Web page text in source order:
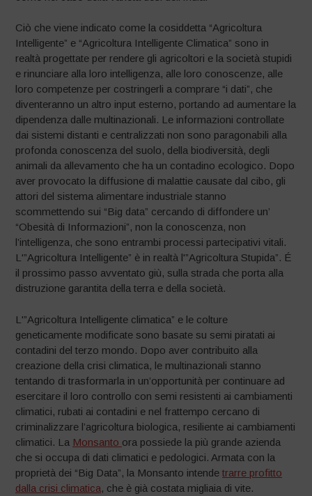
Ciò che viene indicato come la cosiddetta “Agricoltura
Intelligente” e “Agricoltura Intelligente Climatica” sono in
realtà progettate per rendere gli agricoltori e la società stupidi
e rinunciare alla loro intelligenza, alle loro conoscenze, alle
loro competenze per costringerli a comprare “i dati”, che
diventeranno un altro input esterno, portando ad aumentare la
dipendenza dalle multinazionali. Le informazioni controllate
dai sistemi distanti e centralizzati non sono paragonabili alla
profonda conoscenza del suolo, della biodiversità, degli
animali da allevamento che ha un contadino ecologico. Dopo
aver provocato la diffusione di malattie causate dal cibo, gli
attori del sistema alimentare industriale stanno
scommettendo sui “Big data” cercando di diffondere un’
“Obesità di Informazioni”, non la conoscenza, non
l’intelligenza, che sono entrambi processi partecipativi vitali.
L'”Agricoltura Intelligente” è in realtà l'”Agricoltura Stupida”. É
il prossimo passo avventato giù, sulla strada che porta alla
distruzione garantita della terra e della società.
L'”Agricoltura Intelligente climatica” e le colture
geneticamente modificate sono basate su semi piratati ai
contadini del terzo mondo. Dopo aver contribuito alla
creazione della crisi climatica, le multinazionali stanno
tentando di trasformarla in un’opportunità per continuare ad
esercitare il loro controllo con semi resistenti ai cambiamenti
climatici, rubati ai contadini e nel frattempo cercano di
criminalizzare l’agricoltura biologica, resiliente ai cambiamenti
climatici. La Monsanto ora possiede la più grande azienda
che si occupa di dati climatici e pedologici. Armata con la
proprietà dei “Big Data”, la Monsanto intendetrarre profitto
dalla crisi climatica, che è già costata migliaia di vite.